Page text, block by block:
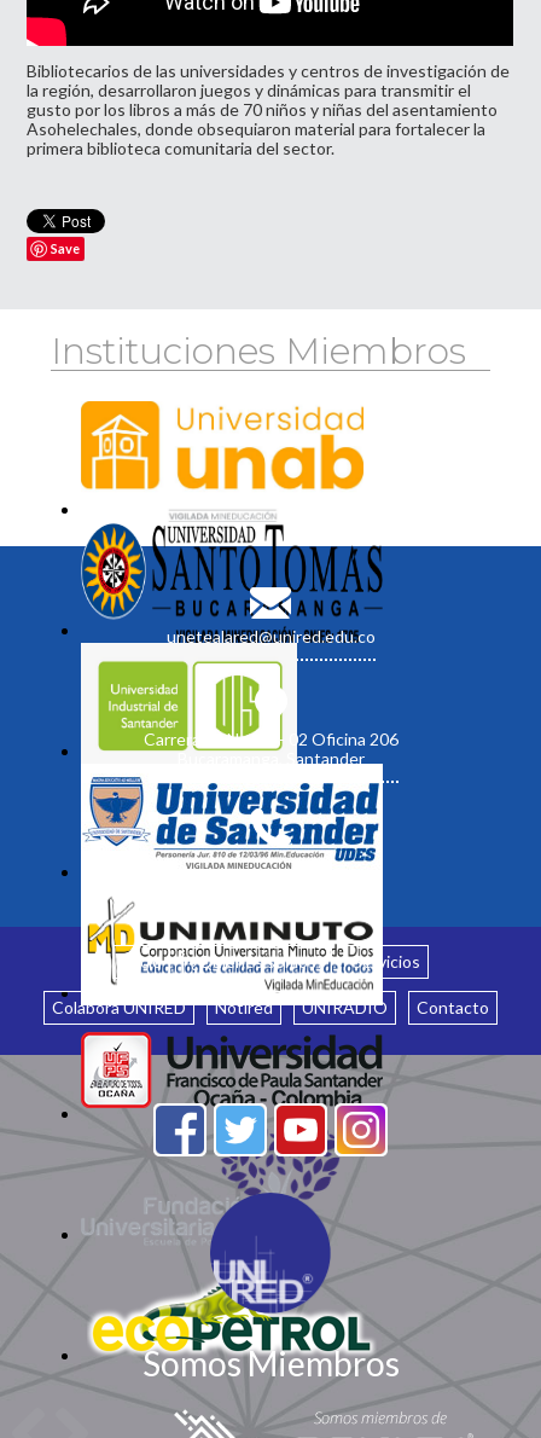
Bibliotecarios de las universidades y centros de investigación de
la región, desarrollaron juegos y dinámicas para transmitir el
gusto por los libros a más de 70 niños y niñas del asentamiento
Asohelechales, donde obsequiaron material para fortalecer la
primera biblioteca comunitaria del sector.
Save
Instituciones Miembros
unetealared@unired.edu.co
Carrera 19 No. 35 - 02 Oficina 206
Bucaramanga, Santander
Inicio ¿Quiénes somos? Servicios
Colabora UNIRED Notired UNIRADIO Contacto
Somos Miembros